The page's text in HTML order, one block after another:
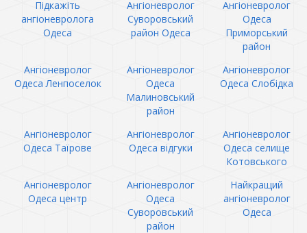
Підкажіть
ангіоневролога
Одеса
Ангіоневролог
Суворовський
район Одеса
Ангіоневролог
Одеса
Приморський
район
Ангіоневролог
Одеса Ленпоселок
Ангіоневролог
Одеса
Малиновський
район
Ангіоневролог
Одеса Слобідка
Ангіоневролог
Одеса Таїрове
Ангіоневролог
Одеса відгуки
Ангіоневролог
Одеса селище
Котовського
Ангіоневролог
Одеса центр
Ангіоневролог
Одеса
Суворовський
район
Найкращий
ангіоневролог
Одеса